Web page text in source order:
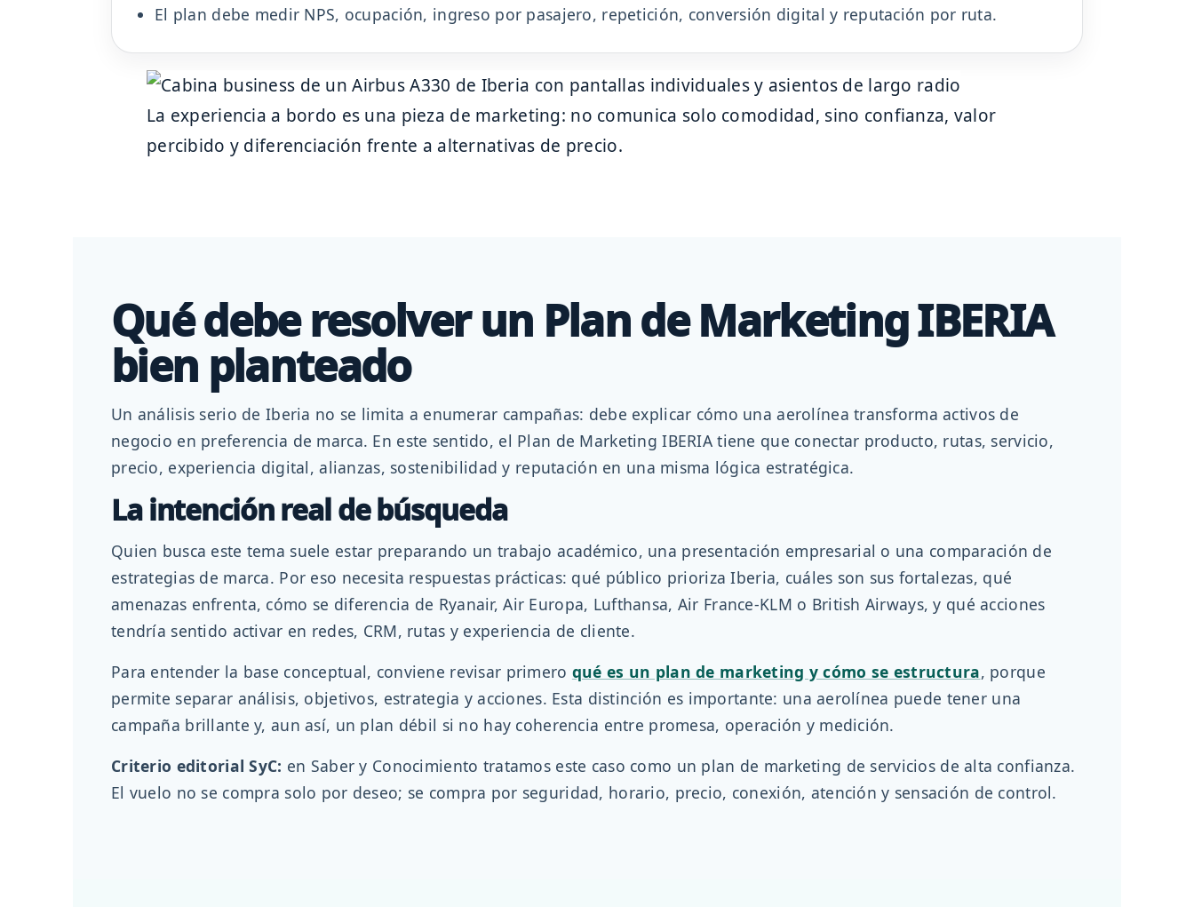
El plan debe medir NPS, ocupación, ingreso por pasajero, repetición, conversión digital y reputación por ruta.
La experiencia a bordo es una pieza de marketing: no comunica solo comodidad, sino confianza, valor
percibido y diferenciación frente a alternativas de precio.
Qué debe resolver un Plan de Marketing IBERIA
bien planteado
Un análisis serio de Iberia no se limita a enumerar campañas: debe explicar cómo una aerolínea transforma activos de
negocio en preferencia de marca. En este sentido, el Plan de Marketing IBERIA tiene que conectar producto, rutas, servicio,
precio, experiencia digital, alianzas, sostenibilidad y reputación en una misma lógica estratégica.
La intención real de búsqueda
Quien busca este tema suele estar preparando un trabajo académico, una presentación empresarial o una comparación de
estrategias de marca. Por eso necesita respuestas prácticas: qué público prioriza Iberia, cuáles son sus fortalezas, qué
amenazas enfrenta, cómo se diferencia de Ryanair, Air Europa, Lufthansa, Air France-KLM o British Airways, y qué acciones
tendría sentido activar en redes, CRM, rutas y experiencia de cliente.
Para entender la base conceptual, conviene revisar primero qué es un plan de marketing y cómo se estructura, porque
permite separar análisis, objetivos, estrategia y acciones. Esta distinción es importante: una aerolínea puede tener una
campaña brillante y, aun así, un plan débil si no hay coherencia entre promesa, operación y medición.
Criterio editorial SyC: en Saber y Conocimiento tratamos este caso como un plan de marketing de servicios de alta confianza.
El vuelo no se compra solo por deseo; se compra por seguridad, horario, precio, conexión, atención y sensación de control.